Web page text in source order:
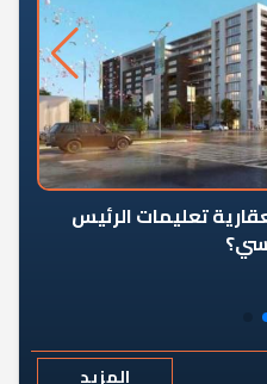
تعليمات الرئيس
المزيد